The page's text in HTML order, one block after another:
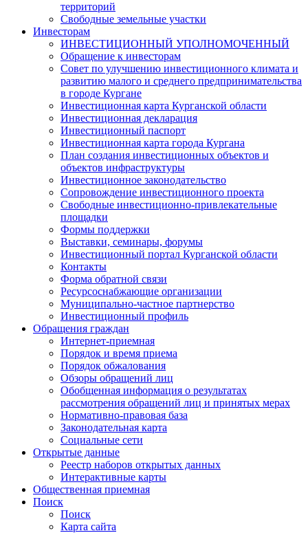
территорий
Свободные земельные участки
Инвесторам
ИНВЕСТИЦИОННЫЙ УПОЛНОМОЧЕННЫЙ
Обращение к инвесторам
Совет по улучшению инвестиционного климата и
развитию малого и среднего предпринимательства
в городе Кургане
Инвестиционная карта Курганской области
Инвестиционная декларация
Инвестиционный паспорт
Инвестиционная карта города Кургана
План создания инвестиционных объектов и
объектов инфраструктуры
Инвестиционное законодательство
Сопровождение инвестиционного проекта
Свободные инвестиционно-привлекательные
площадки
Формы поддержки
Выставки, семинары, форумы
Инвестиционный портал Курганской области
Контакты
Форма обратной связи
Ресурсоснабжающие организации
Муниципально-частное партнерство
Инвестиционный профиль
Обращения граждан
Интернет-приемная
Порядок и время приема
Порядок обжалования
Обзоры обращений лиц
Обобщенная информация о результатах
рассмотрения обращений лиц и принятых мерах
Нормативно-правовая база
Законодательная карта
Социальные сети
Открытые данные
Реестр наборов открытых данных
Интерактивные карты
Общественная приемная
Поиск
Поиск
Карта сайта